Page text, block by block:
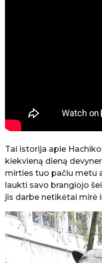
Tai istorija apie
kiekvieną dieną
mirties tuo pačiu metu
laukti savo brangiojo
jis darbe netikėtai mirė